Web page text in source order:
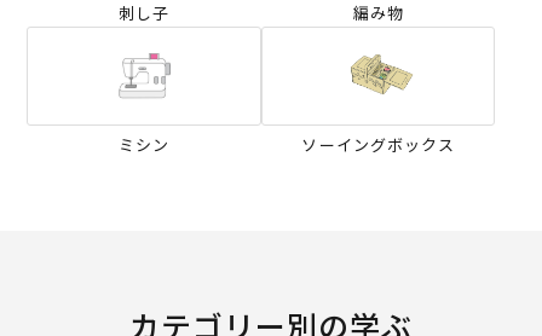
刺し子 編み物
ミシン ソーイングボックス
カテゴリー別の学ぶ